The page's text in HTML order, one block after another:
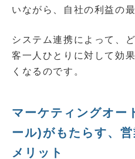
いながら、自社の利益の
システム連携によって、
客一人ひとりに対して効
くなるのです。
マーケティングオー
ール)がもたらす、
メリット